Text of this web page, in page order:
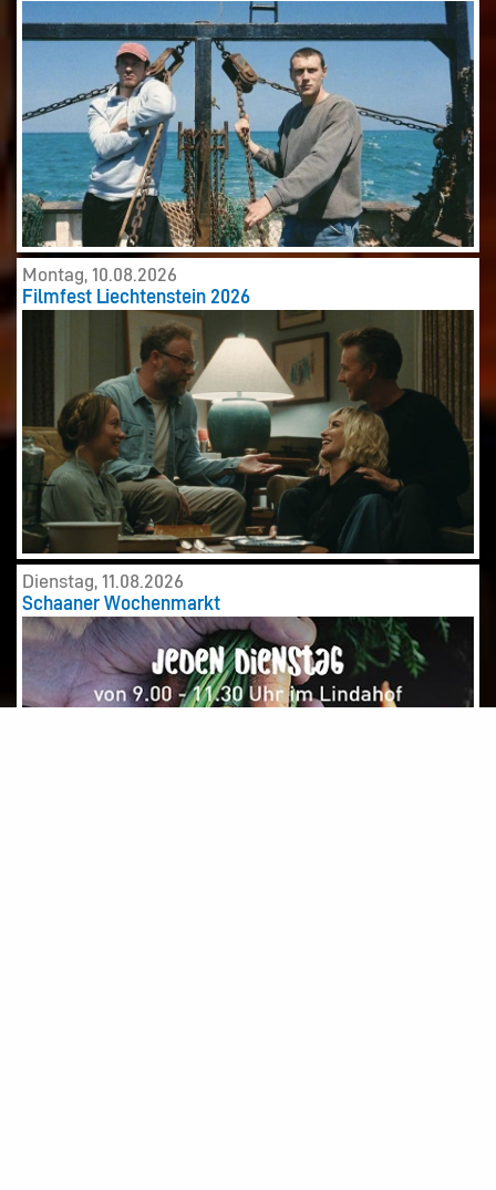
Montag, 10.08.2026
Filmfest Liechtenstein 2026
Dienstag, 11.08.2026
Schaaner Wochenmarkt